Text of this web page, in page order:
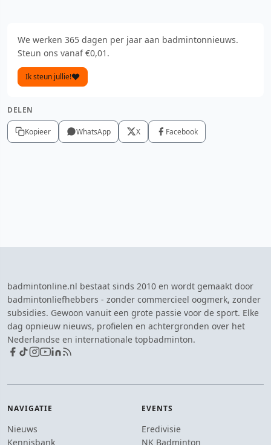
We werken 365 dagen per jaar aan badmintonnieuws.
Steun ons vanaf €0,01.
Ik steun jullie!
DELEN
Kopieer WhatsApp X Facebook
badmintonline.nl bestaat sinds 2010 en wordt gemaakt door
badmintonliefhebbers - zonder commercieel oogmerk, zonder
subsidies. Gewoon vanuit een grote passie voor de sport. Elke
dag opnieuw nieuws, profielen en achtergronden over het
Nederlandse en internationale topbadminton.
NAVIGATIE
Nieuws
Kennisbank
EVENTS
Eredivisie
NK Badminton